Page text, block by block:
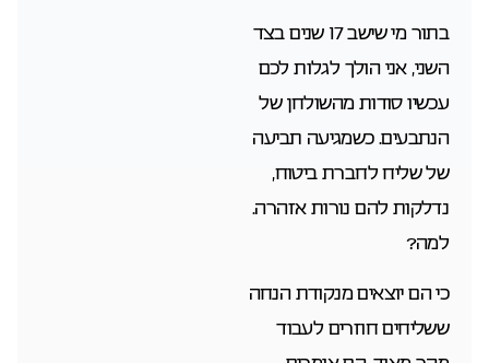
בתור מי שישב 17 שנים בצד
השני, אני הולך לגלות לכם
עכשיו סודות מהשולחן של
הנתבעים. כשמגיעה תביעה
של שליח לחברת ביטוח,
נדלקות להם נורות אזהרה.
למה?
כי הם יוצאים מנקודת הנחה
ששליחים חוזרים לעבוד